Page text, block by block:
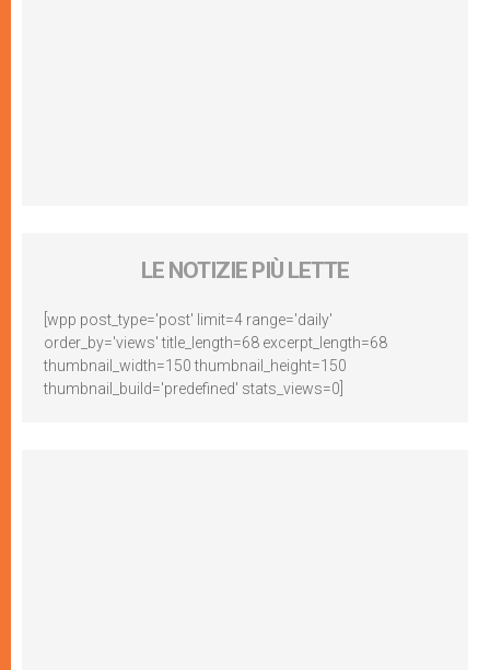
LE NOTIZIE PIÙ LETTE
[wpp post_type='post' limit=4 range='daily'
order_by='views' title_length=68 excerpt_length=68
thumbnail_width=150 thumbnail_height=150
thumbnail_build='predefined' stats_views=0]